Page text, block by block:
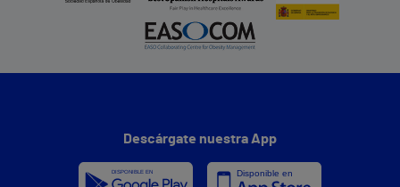
Descárgate nuestra App